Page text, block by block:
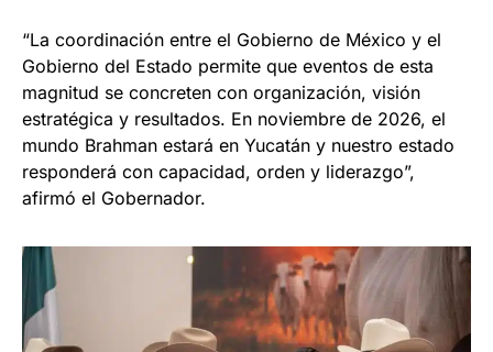
“La coordinación entre el Gobierno de México y el
Gobierno del Estado permite que eventos de esta
magnitud se concreten con organización, visión
estratégica y resultados. En noviembre de 2026, el
mundo Brahman estará en Yucatán y nuestro estado
responderá con capacidad, orden y liderazgo”,
afirmó el Gobernador.